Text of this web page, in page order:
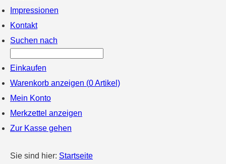
Impressionen
Kontakt
Suchen nach
Einkaufen
Warenkorb anzeigen (0Artikel)
Mein Konto
Merkzettel anzeigen
Zur Kasse gehen
Sie sind hier: Startseite